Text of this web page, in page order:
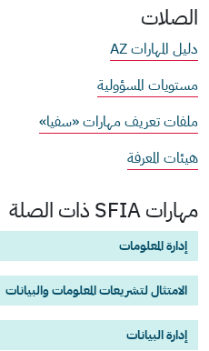
الصلات
دليل المهارات AZ
مستويات المسؤولية
ملفات تعريف مهارات «سفيا»
هيئات المعرفة
مهارات SFIA ذات الصلة
إدارة المعلومات
الامتثال لتشريعات المعلومات والبيانات
إدارة البيانات